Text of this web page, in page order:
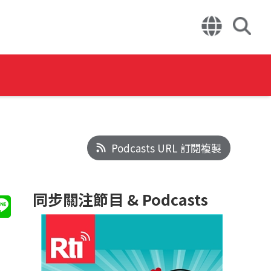
Podcasts URL 訂閱複製
同步關注節目 & Podcasts